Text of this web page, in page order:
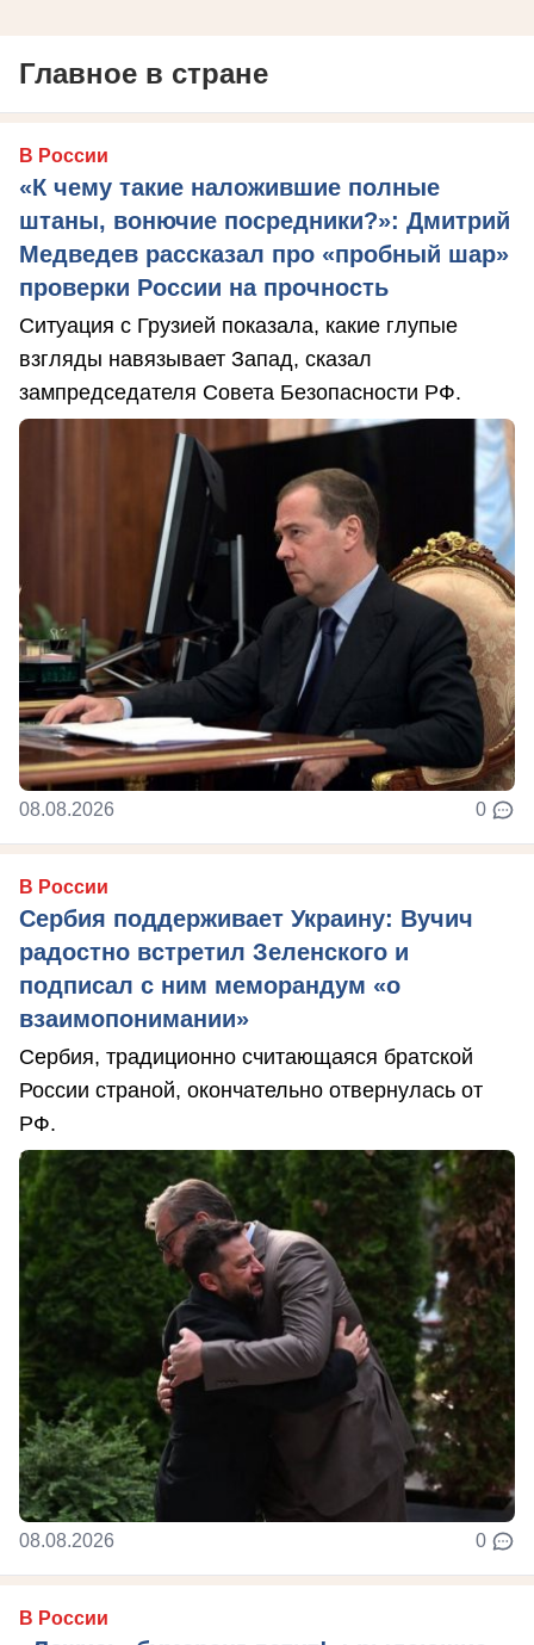
Главное в стране
В России
«К чему такие наложившие полные
штаны, вонючие посредники?»: Дмитрий
Медведев рассказал про «пробный шар»
проверки России на прочность
Ситуация с Грузией показала, какие глупые
взгляды навязывает Запад, сказал
зампредседателя Совета Безопасности РФ.
08.08.2026 0
В России
Сербия поддерживает Украину: Вучич
радостно встретил Зеленского и
подписал с ним меморандум «о
взаимопонимании»
Сербия, традиционно считающаяся братской
России страной, окончательно отвернулась от
РФ.
08.08.2026 0
В России